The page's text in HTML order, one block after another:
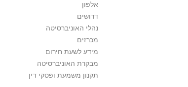
אלפון
דרושים
נהלי האוניברסיטה
מכרזים
מידע לשעת חירום
מבקרת האוניברסיטה
תקנון משמעת ופסקי דין